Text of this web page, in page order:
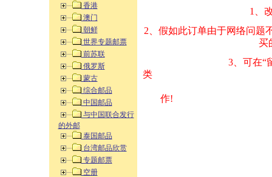
香港
澳门
朝鲜
世界专题邮票
前苏联
俄罗斯
蒙古
综合邮品
中国邮品
与中国联合发行
的外邮
泰国邮品
台湾邮品欣赏
专题邮票
空册
1、改变商品数量
2、假如此订单由
买的邮品的“
3、可在“
类 方式告之
作!